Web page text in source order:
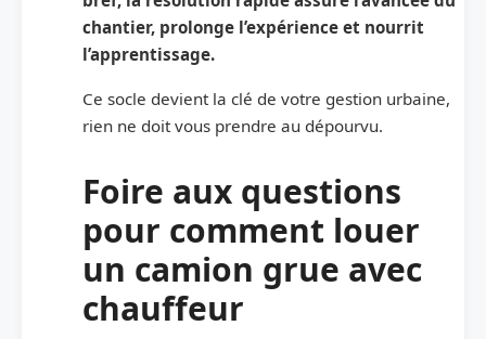
chantier, prolonge l’expérience et nourrit
l’apprentissage.
Ce socle devient la clé de votre gestion urbaine,
rien ne doit vous prendre au dépourvu.
Foire aux questions
pour comment louer
un camion grue avec
chauffeur